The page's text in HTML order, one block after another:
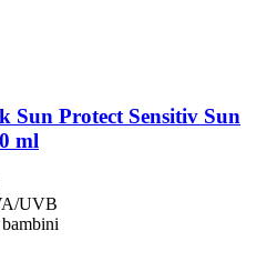
Sun Protect Sensitiv Sun
ml
UVB